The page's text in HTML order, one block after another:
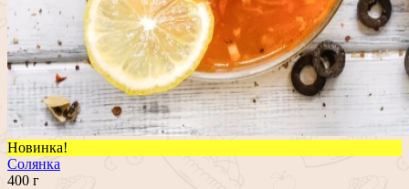
Новинка!
Солянка
400 г